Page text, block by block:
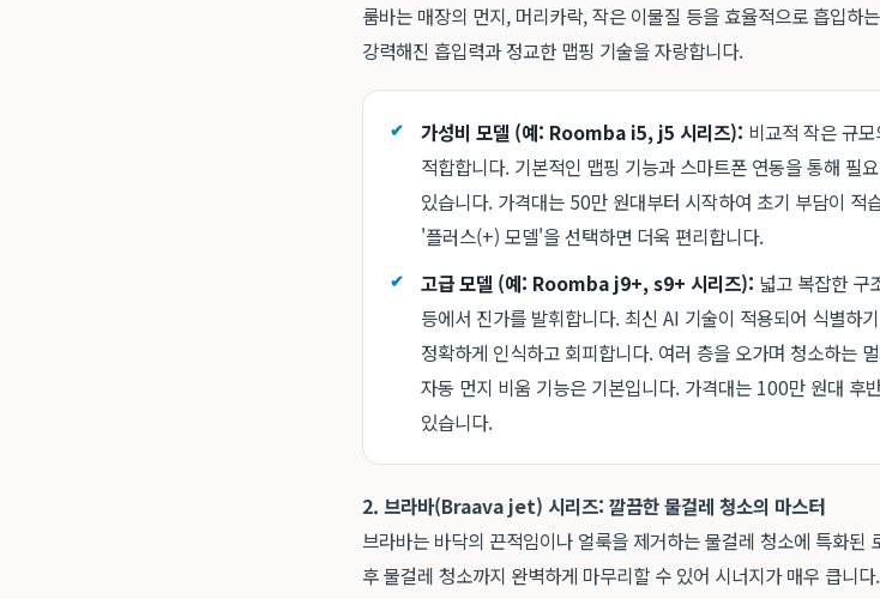
룸바는 매장의 먼지, 머리카락, 작은 이물질 등을 효율적으로 흡입하
강력해진 흡입력과 정교한 맵핑 기술을 자랑합니다.
가성비 모델 (예: Roomba i5, j5 시리즈): 비교적 작은 규
적합합니다. 기본적인 맵핑 기능과 스마트폰 연동을 통해 필
있습니다. 가격대는 50만 원대부터 시작하여 초기 부담이 적
'플러스(+) 모델'을 선택하면 더욱 편리합니다.
고급 모델 (예: Roomba j9+, s9+ 시리즈): 넓고 복잡한 구
등에서 진가를 발휘합니다. 최신 AI 기술이 적용되어 식별하
정확하게 인식하고 회피합니다. 여러 층을 오가며 청소하는
자동 먼지 비움 기능은 기본입니다. 가격대는 100만 원대 후
있습니다.
2. 브라바(Braava jet) 시리즈: 깔끔한 물걸레 청소의 마스터
브라바는 바닥의 끈적임이나 얼룩을 제거하는 물걸레 청소에 특화된
후 물걸레 청소까지 완벽하게 마무리할 수 있어 시너지가 매우 큽니다.